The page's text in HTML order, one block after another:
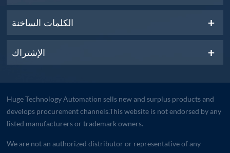
الكلمات الساخنة
الإشتراك
Huge Technology Automation sells new and surplus products and
develops procurement channels.This website is not endorsed by any
listed manufacturers or trademark owners.
We are not an authorized distributor or representative of any